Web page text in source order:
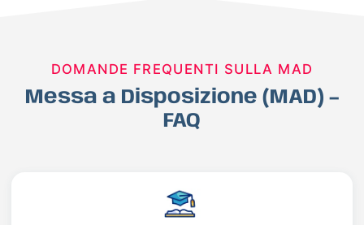
DOMANDE FREQUENTI SULLA MAD
Messa a Disposizione (MAD) –
FAQ